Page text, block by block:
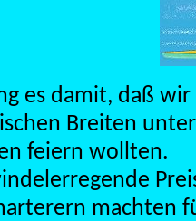
es damit, daß
Breiten
feiern wollten.
machten